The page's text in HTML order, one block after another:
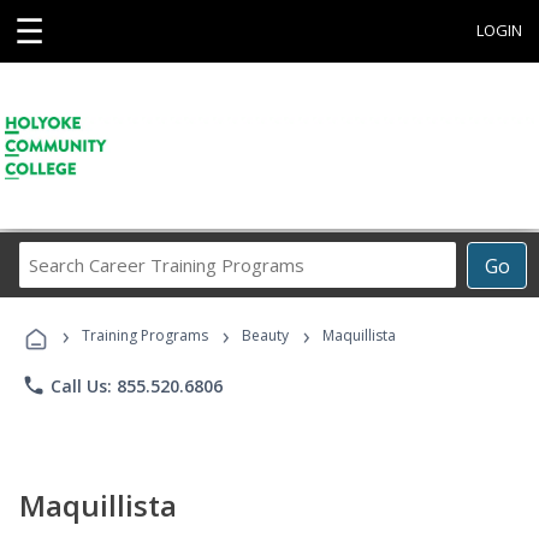
☰ LOGIN
Go
Career
Programs
› Training Programs › Beauty › Maquillista
phone Call Us: 855.520.6806
Maquillista